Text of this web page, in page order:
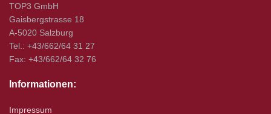
TOP3 GmbH
Gaisbergstrasse 18
A-5020 Salzburg
Tel.: +43/662/64 31 27
Fax: +43/662/64 32 76
Informationen:
Impressum